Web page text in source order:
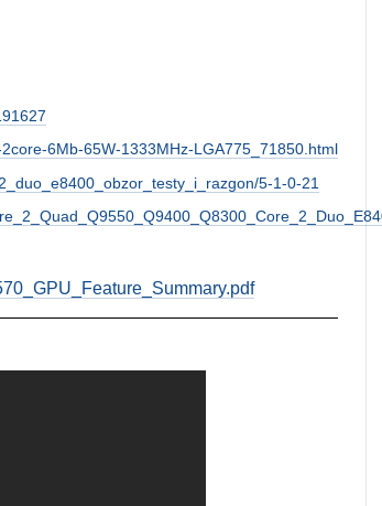
6Mb-65W-1333MHz-LGA775_71850.html
5-1-0-21